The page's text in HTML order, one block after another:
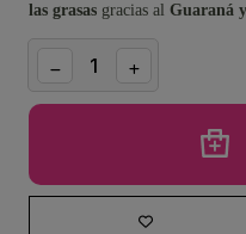
las grasas gracias al Guaraná